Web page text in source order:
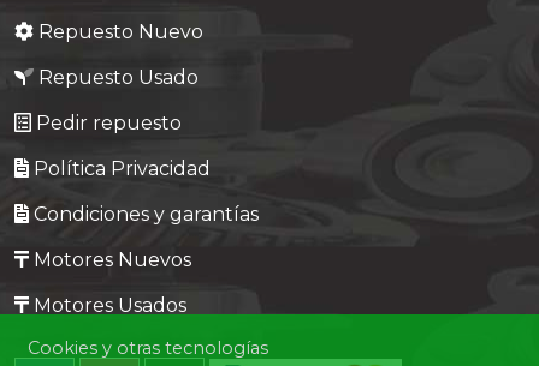
Repuesto Nuevo
Repuesto Usado
Pedir repuesto
Política Privacidad
Condiciones y garantías
Motores Nuevos
Motores Usados
Cookies y otras tecnologías